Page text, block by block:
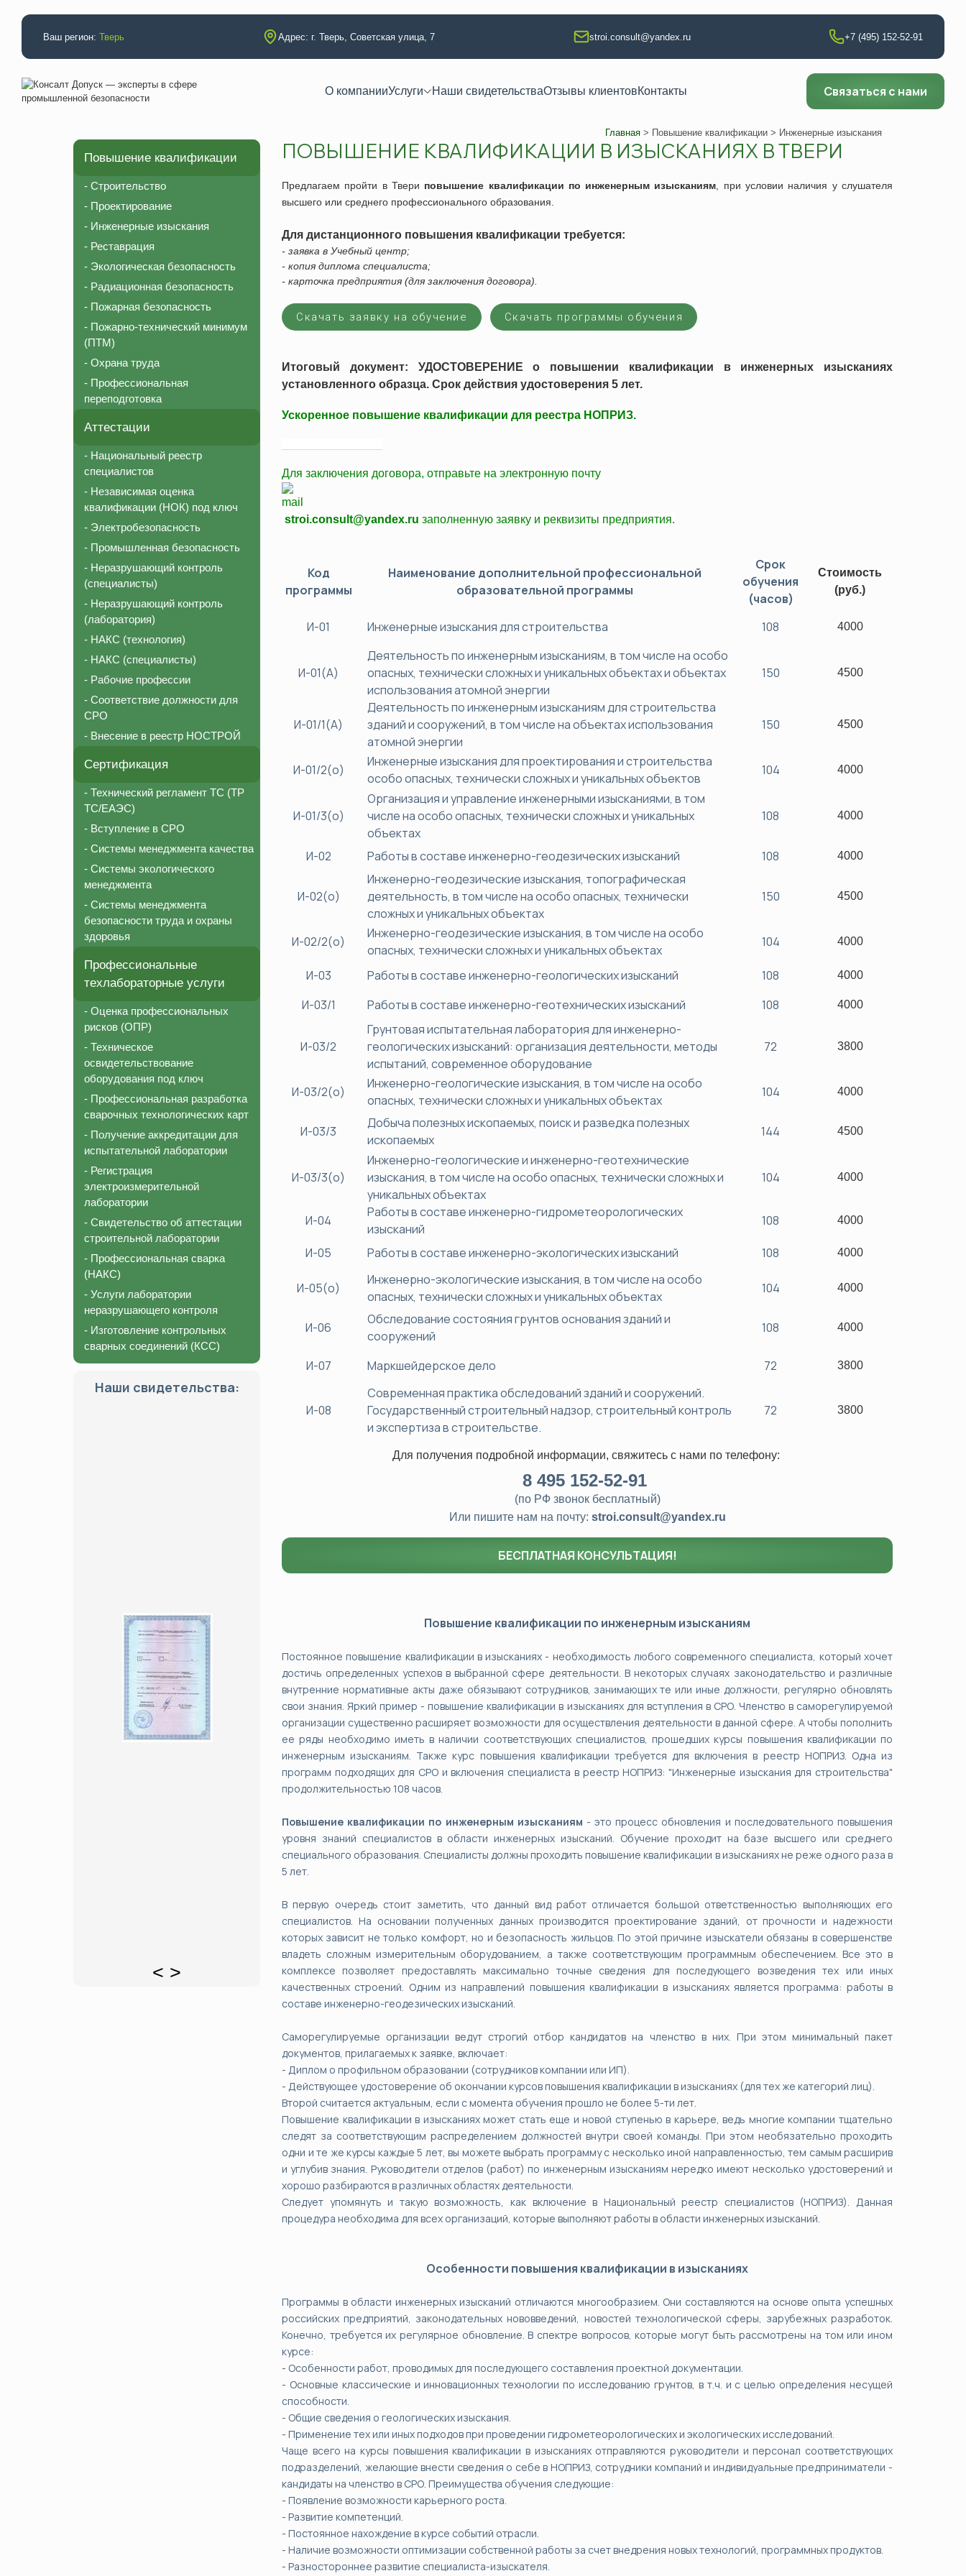
Ваш регион: Тверь Адрес: г. Тверь, Советская улица, 7 stroi.consult@yandex.ru +7 (495) 152-52-91
О компанииУслуги
Аттестации
Электробезопасность
Промышленная безопасность
Неразрушающий контроль (специалисты)
Неразрушающий контроль (лаборатория)
НАКС (технология)
НАКС (специалисты)
Рабочие профессии
Соответствие должности для СРО
Внесение в реестр НОСТРОЙ
Аттестация строительной лаборатории
Независимая оценка квалификации (НОК)
Национальный реестр специалистов (НРС)
Повышение квалификации
Строительство
Проектирование
Реставрация
Экологическая безопасность
Пожарная безопасность
Профессиональная переподготовка
Техлабораторные услуги
Разработка технологических карт по сварке
Аккредитация испытательной лаборатории
Техническое освидетельствовани
Сертификация
Системы экологического менеджмента
Вступление в СРО
Наши свидетельстваОтзывы клиентовКонтакты Связаться с нами
Главная > Повышение квалификации > Инженерные изыскания
Повышение квалификации
- Строительство
- Проектирование
- Инженерные изыскания
- Реставрация
- Экологическая безопасность
- Радиационная безопасность
- Пожарная безопасность
- Пожарно-технический минимум
(ПТМ)
- Охрана труда
- Профессиональная
переподготовка
Аттестации
- Национальный реестр
специалистов
- Независимая оценка
квалификации (НОК) под ключ
- Электробезопасность
- Промышленная безопасность
- Неразрушающий контроль
(специалисты)
- Неразрушающий контроль
(лаборатория)
- НАКС (технология)
- НАКС (специалисты)
- Рабочие профессии
- Соответствие должности для
СРО
- Внесение в реестр НОСТРОЙ
Сертификация
- Технический регламент ТС (ТР
ТС/ЕАЭС)
- Вступление в СРО
- Системы менеджмента качества
- Системы экологического
менеджмента
- Системы менеджмента
безопасности труда и охраны
здоровья
Профессиональные
техлабораторные услуги
- Оценка профессиональных
рисков (ОПР)
- Техническое
освидетельствование
оборудования под ключ
- Профессиональная разработка
сварочных технологических карт
- Получение аккредитации для
испытательной лаборатории
- Регистрация
электроизмерительной
лаборатории
- Свидетельство об аттестации
строительной лаборатории
- Профессиональная сварка
(НАКС)
- Услуги лаборатории
неразрушающего контроля
- Изготовление контрольных
сварных соединений (КСС)
Наши свидетельства:
< >
ПОВЫШЕНИЕ КВАЛИФИКАЦИИ В ИЗЫСКАНИЯХ В ТВЕРИ
Предлагаем пройти в Твери повышение квалификации по инженерным изысканиям , при условии наличия у слушателя
высшего или среднего профессионального образования.
Для дистанционного повышения квалификации требуется:
- заявка в Учебный центр;
- копия диплома специалиста;
- карточка предприятия (для заключения договора).
Скачать заявку на обучение Скачать программы обучения
Итоговый документ: УДОСТОВЕРЕНИЕ о повышении квалификации в инженерных изысканиях
установленного образца. Срок действия удостоверения 5 лет.
Ускоренное повышение квалификации для реестра НОПРИЗ.
Для заключения договора, отправьте на электронную почту
stroi.consult@yandex.ru заполненную заявку и реквизиты предприятия.
Код
программы
Наименование дополнительной профессиональной
образовательной программы
Срок
обучения
(часов)
Стоимость
(руб.)
И-01 Инженерные изыскания для строительства 108 4000
И-01(А)
Деятельность по инженерным изысканиям, в том числе на особо
опасных, технически сложных и уникальных объектах и объектах
использования атомной энергии
150 4500
И-01/1(А)
Деятельность по инженерным изысканиям для строительства
зданий и сооружений, в том числе на объектах использования
атомной энергии
150 4500
И-01/2(о)
Инженерные изыскания для проектирования и строительства
особо опасных, технически сложных и уникальных объектов
104 4000
И-01/3(о)
Организация и управление инженерными изысканиями, в том
числе на особо опасных, технически сложных и уникальных
объектах
108 4000
И-02 Работы в составе инженерно-геодезических изысканий 108 4000
И-02(о)
Инженерно-геодезические изыскания, топографическая
деятельность, в том числе на особо опасных, технически
сложных и уникальных объектах
150 4500
И-02/2(о)
Инженерно-геодезические изыскания, в том числе на особо
опасных, технически сложных и уникальных объектах
104 4000
И-03 Работы в составе инженерно-геологических изысканий 108 4000
И-03/1 Работы в составе инженерно-геотехнических изысканий 108 4000
И-03/2
Грунтовая испытательная лаборатория для инженерно-
геологических изысканий: организация деятельности, методы
испытаний, современное оборудование
72 3800
И-03/2(о)
Инженерно-геологические изыскания, в том числе на особо
опасных, технически сложных и уникальных объектах
104 4000
И-03/3
Добыча полезных ископаемых, поиск и разведка полезных
ископаемых
144 4500
И-03/3(о)
Инженерно-геологические и инженерно-геотехнические
изыскания, в том числе на особо опасных, технически сложных и
уникальных объектах
104 4000
И-04
Работы в составе инженерно-гидрометеорологических
изысканий
108 4000
И-05 Работы в составе инженерно-экологических изысканий 108 4000
И-05(о)
Инженерно-экологические изыскания, в том числе на особо
опасных, технически сложных и уникальных объектах
104 4000
И-06
Обследование состояния грунтов основания зданий и
сооружений
108 4000
И-07 Маркшейдерское дело 72 3800
И-08
Современная практика обследований зданий и сооружений.
Государственный строительный надзор, строительный контроль
и экспертиза в строительстве.
72 3800
Для получения подробной информации, свяжитесь с нами по телефону:
8 495 152-52-91
(по РФ звонок бесплатный)
Или пишите нам на почту: stroi.consult@yandex.ru
БЕСПЛАТНАЯ КОНСУЛЬТАЦИЯ!
Повышение квалификации по инженерным изысканиям
Постоянное повышение квалификации в изысканиях - необходимость любого современного специалиста, который хочет
достичь определенных успехов в выбранной сфере деятельности. В некоторых случаях законодательство и различные
внутренние нормативные акты даже обязывают сотрудников, занимающих те или иные должности, регулярно обновлять
свои знания. Яркий пример - повышение квалификации в изысканиях для вступления в СРО. Членство в саморегулируемой
организации существенно расширяет возможности для осуществления деятельности в данной сфере. А чтобы пополнить
ее ряды необходимо иметь в наличии соответствующих специалистов, прошедших курсы повышения квалификации по
инженерным изысканиям. Также курс повышения квалификации требуется для включения в реестр НОПРИЗ. Одна из
программ подходящих для СРО и включения специалиста в реестр НОПРИЗ: "Инженерные изыскания для строительства"
продолжительностью 108 часов.
Повышение квалификации по инженерным изысканиям - это процесс обновления и последовательного повышения
уровня знаний специалистов в области инженерных изысканий. Обучение проходит на базе высшего или среднего
специального образования. Специалисты должны проходить повышение квалификации в изысканиях не реже одного раза в
5 лет.
В первую очередь стоит заметить, что данный вид работ отличается большой ответственностью выполняющих его
специалистов. На основании полученных данных производится проектирование зданий, от прочности и надежности
которых зависит не только комфорт, но и безопасность жильцов. По этой причине изыскатели обязаны в совершенстве
владеть сложным измерительным оборудованием, а также соответствующим программным обеспечением. Все это в
комплексе позволяет предоставлять максимально точные сведения для последующего возведения тех или иных
качественных строений. Одним из направлений повышения квалификации в изысканиях является программа: работы в
составе инженерно-геодезических изысканий.
Саморегулируемые организации ведут строгий отбор кандидатов на членство в них. При этом минимальный пакет
документов, прилагаемых к заявке, включает:
- Диплом о профильном образовании (сотрудников компании или ИП).
- Действующее удостоверение об окончании курсов повышения квалификации в изысканиях (для тех же категорий лиц).
Второй считается актуальным, если с момента обучения прошло не более 5-ти лет.
Повышение квалификации в изысканиях может стать еще и новой ступенью в карьере, ведь многие компании тщательно
следят за соответствующим распределением должностей внутри своей команды. При этом необязательно проходить
одни и те же курсы каждые 5 лет, вы можете выбрать программу с несколько иной направленностью, тем самым расширив
и углубив знания. Руководители отделов (работ) по инженерным изысканиям нередко имеют несколько удостоверений и
хорошо разбираются в различных областях деятельности.
Следует упомянуть и такую возможность, как включение в Национальный реестр специалистов (НОПРИЗ). Данная
процедура необходима для всех организаций, которые выполняют работы в области инженерных изысканий.
Особенности повышения квалификации в изысканиях
Программы в области инженерных изысканий отличаются многообразием. Они составляются на основе опыта успешных
российских предприятий, законодательных нововведений, новостей технологической сферы, зарубежных разработок.
Конечно, требуется их регулярное обновление. В спектре вопросов, которые могут быть рассмотрены на том или ином
курсе:
- Особенности работ, проводимых для последующего составления проектной документации.
- Основные классические и инновационных технологии по исследованию грунтов, в т.ч. и с целью определения несущей
способности.
- Общие сведения о геологических изыскания.
- Применение тех или иных подходов при проведении гидрометеорологических и экологических исследований.
Чаще всего на курсы повышения квалификации в изысканиях отправляются руководители и персонал соответствующих
подразделений, желающие внести сведения о себе в НОПРИЗ, сотрудники компаний и индивидуальные предприниматели -
кандидаты на членство в СРО. Преимущества обучения следующие:
- Появление возможности карьерного роста.
- Развитие компетенций.
- Постоянное нахождение в курсе событий отрасли.
- Наличие возможности оптимизации собственной работы за счет внедрения новых технологий, программных продуктов.
- Разностороннее развитие специалиста-изыскателя.